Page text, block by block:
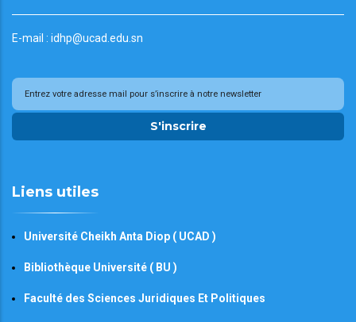
E-mail : idhp@ucad.edu.sn
S'inscrire
Liens utiles
Université Cheikh Anta Diop ( UCAD )
Bibliothèque Université ( BU )
Faculté des Sciences Juridiques Et Politiques